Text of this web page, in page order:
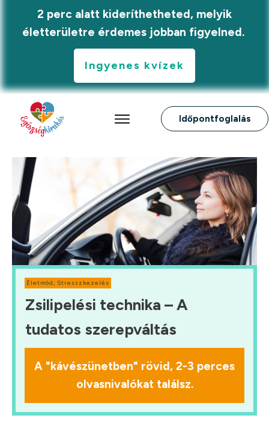
2 perc alatt kideríthetheted, melyik
életterületre érdemes jobban figyelned.
Ingyenes kvízek
Időpontfoglalás
Életmód Stresszkezelés
Zsilipelési technika – A
tudatos szerepváltás
A "kávészünetben" rövid, 2-3 perces
olvasnivalókat találsz.